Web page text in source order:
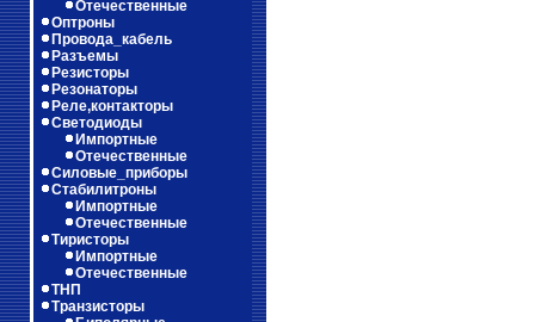
Отечественные
Оптроны
Провода_кабель
Разъемы
Резисторы
Резонаторы
Реле,контакторы
Светодиоды
Импортные
Отечественные
Силовые_приборы
Стабилитроны
Импортные
Отечественные
Тиристоры
Импортные
Отечественные
ТНП
Транзисторы